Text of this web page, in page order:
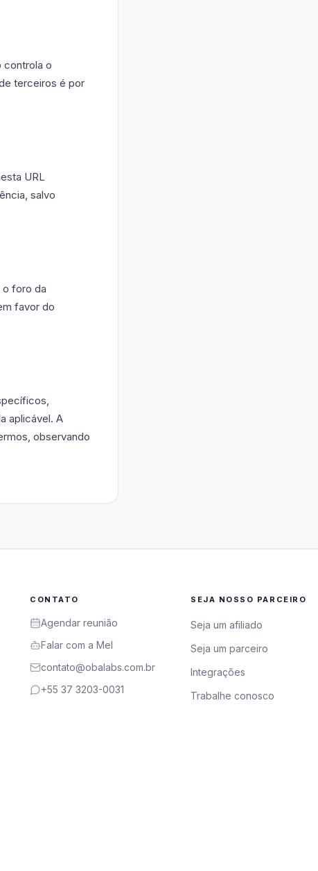
controla o
terceiros é por
URL
salvo
o foro da
favor do
aplicável. A
observando
CONTATO
Agendar reunião
Falar com a Mel
contato@obalabs.com.br
+55 37 3203-0031
SEJA NOSSO PARCEIRO
Seja um afiliado
Seja um parceiro
Integrações
Trabalhe conosco